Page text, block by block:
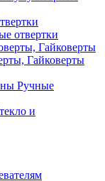
отвертки
Гайковерты
Ручные
и